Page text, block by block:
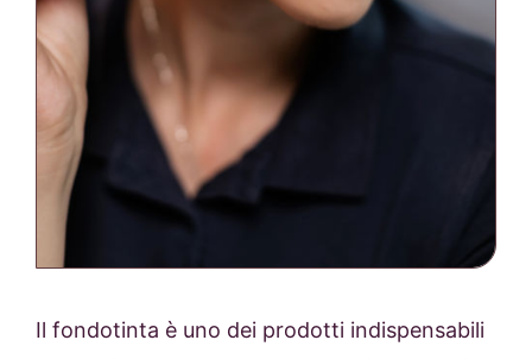
Il fondotinta è uno dei prodotti indispensabili